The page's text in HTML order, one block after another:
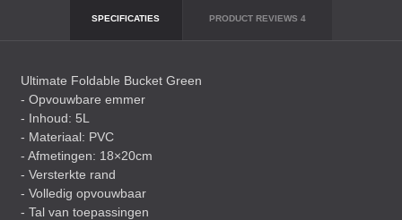
SPECIFICATIES PRODUCT REVIEWS 4
Ultimate Foldable Bucket Green
- Opvouwbare emmer
- Inhoud: 5L
- Materiaal: PVC
- Afmetingen: 18×20cm
- Versterkte rand
- Volledig opvouwbaar
- Tal van toepassingen